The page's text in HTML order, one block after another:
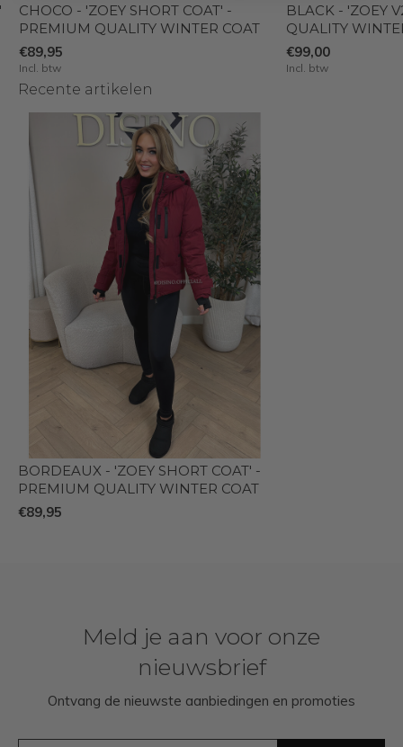
CHOCO - 'ZOEY SHORT COAT' -
PREMIUM QUALITY WINTER COAT
€89,95
Incl. btw
BLACK - 'ZOEY
QUALITY
€99,00
Incl. btw
Recente artikelen
BORDEAUX - 'ZOEY SHORT COAT' -
PREMIUM QUALITY WINTER COAT
€89,95
Meld je aan voor onze
nieuwsbrief
Ontvang de nieuwste aanbiedingen en promoties